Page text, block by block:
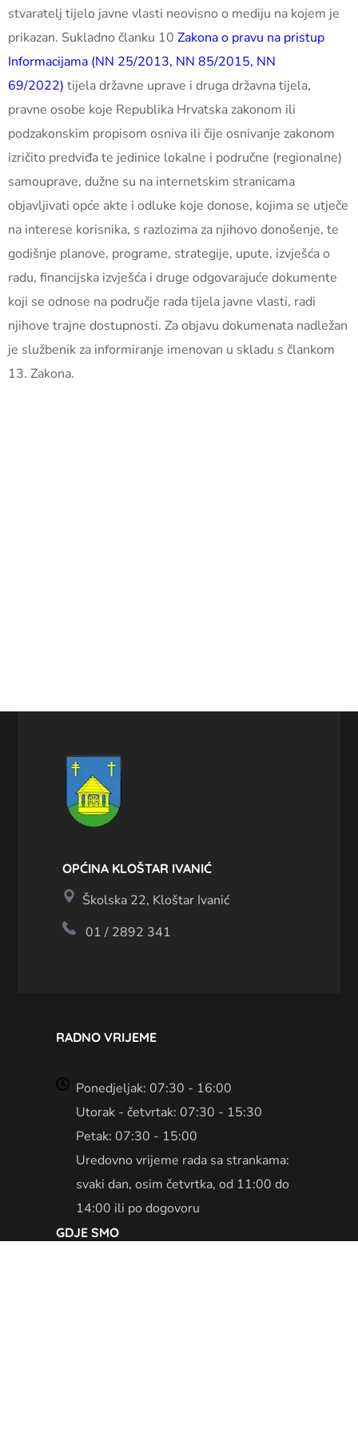
stvaratelj tijelo javne vlasti neovisno o mediju na kojem je
prikazan. Sukladno članku 10 Zakona o pravu na pristup
Informacijama (NN 25/2013, NN 85/2015, NN
69/2022) tijela državne uprave i druga državna tijela,
pravne osobe koje Republika Hrvatska zakonom ili
podzakonskim propisom osniva ili čije osnivanje zakonom
izričito predviđa te jedinice lokalne i područne (regionalne)
samouprave, dužne su na internetskim stranicama
objavljivati opće akte i odluke koje donose, kojima se utječe
na interese korisnika, s razlozima za njihovo donošenje, te
godišnje planove, programe, strategije, upute, izvješća o
radu, financijska izvješća i druge odgovarajuće dokumente
koji se odnose na područje rada tijela javne vlasti, radi
njihove trajne dostupnosti. Za objavu dokumenata nadležan
je službenik za informiranje imenovan u skladu s člankom
13. Zakona.
OPĆINA KLOŠTAR IVANIĆ
Školska 22, Kloštar Ivanić
01 / 2892 341
RADNO VRIJEME
Ponedjeljak: 07:30 - 16:00
Utorak - četvrtak: 07:30 - 15:30
Petak: 07:30 - 15:00
Uredovno vrijeme rada sa strankama:
svaki dan, osim četvrtka, od 11:00 do
14:00 ili po dogovoru
GDJE SMO